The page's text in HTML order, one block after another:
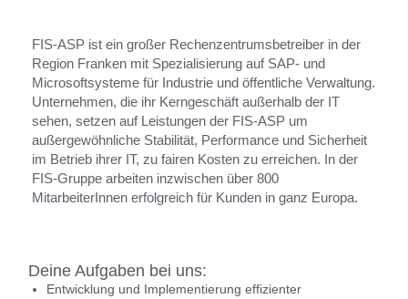
FIS-ASP ist ein großer Rechenzentrumsbetreiber in der
Region Franken mit Spezialisierung auf SAP- und
Microsoftsysteme für Industrie und öffentliche Verwaltung.
Unternehmen, die ihr Kerngeschäft außerhalb der IT
sehen, setzen auf Leistungen der FIS-ASP um
außergewöhnliche Stabilität, Performance und Sicherheit
im Betrieb ihrer IT, zu fairen Kosten zu erreichen. In der
FIS-Gruppe arbeiten inzwischen über 800
MitarbeiterInnen erfolgreich für Kunden in ganz Europa.
Deine Aufgaben bei uns:
Entwicklung und Implementierung effizienter